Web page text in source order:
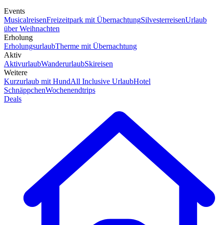
Events
MusicalreisenFreizeitpark mit ÜbernachtungSilvesterreisenUrlaub
über Weihnachten
Erholung
ErholungsurlaubTherme mit Übernachtung
Aktiv
AktivurlaubWanderurlaubSkireisen
Weitere
Kurzurlaub mit HundAll Inclusive UrlaubHotel
SchnäppchenWochenendtrips
Deals